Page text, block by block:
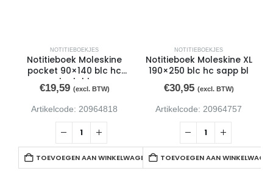
NOTITIEBOEKJES
Notitieboek Moleskine
pocket 90×140 blc hc
hydr bl
€19,59 (excl. BTW)
Artikelcode: 20964818
TOEVOEGEN AAN WINKELWAGEN
NOTITIEBOEKJES
Notitieboek Moleskine XL
190×250 blc hc sapp bl
€30,95 (excl. BTW)
Artikelcode: 20964757
TOEVOEGEN AAN